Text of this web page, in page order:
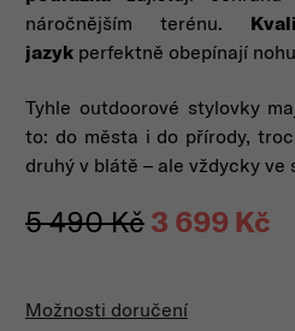
náročnějším terénu.
jazyk perfektně obepínají
Tyhle outdoorové stylovky
to: do města i do přírody,
druhý v blátě – ale vždycky
5 490 Kč 3 699 Kč
Možnosti doručení